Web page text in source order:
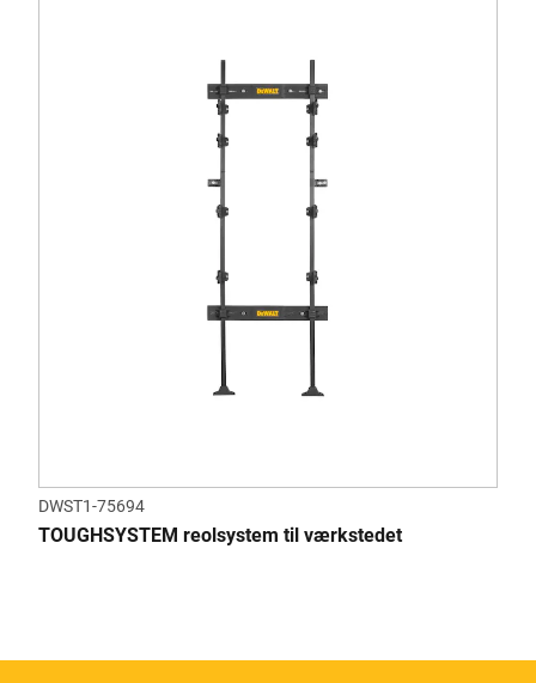
DWST1-75694
TOUGHSYSTEM reolsystem til værkstedet